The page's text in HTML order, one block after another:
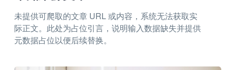
未提供可爬取的文章 URL 或内容，系统无法获取实
际正文。此处为占位引言，说明输入数据缺失并提供
元数据占位以便后续替换。